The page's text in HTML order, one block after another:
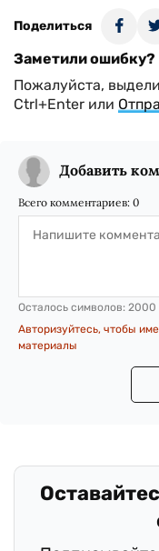
Поделиться
Заметили ошибку?
Пожалуйста,
Ctrl+Enter или
Добавить
Всего комментариев: 0
Осталось символов: 2000
Авторизуйтесь, чтобы
материалы